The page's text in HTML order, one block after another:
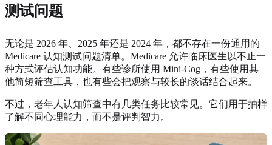
测试问题
无论是 2026 年、2025 年还是 2024 年，都不存在一份通用的
Medicare 认知测试问题清单。Medicare 允许临床医生以不止一
种方式评估认知功能。有些诊所使用 Mini-Cog，有些使用其
他简短筛查工具，也有些会把观察与较长的谈话结合起来。
不过，老年人认知筛查中有几类任务比较常见。它们用于抽样
了解不同心理能力，而不是评判智力。